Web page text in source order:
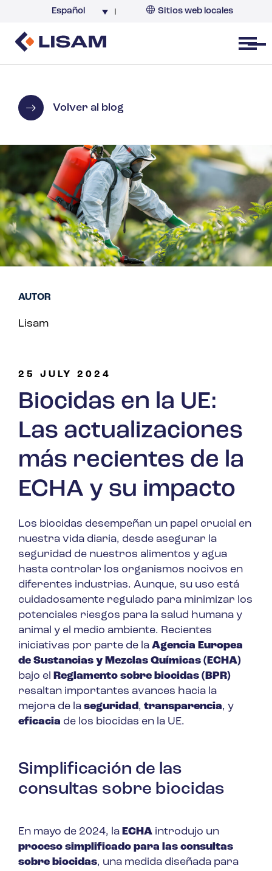
Español Sitios web locales
Open menu
Volver al blog
25 JULY 2024
Biocidas en la UE:
Las actualizaciones
más recientes de la
ECHA y su impacto
Los biocidas desempeñan un papel crucial en
nuestra vida diaria, desde asegurar la
seguridad de nuestros alimentos y agua
hasta controlar los organismos nocivos en
diferentes industrias. Aunque, su uso está
cuidadosamente regulado para minimizar los
potenciales riesgos para la salud humana y
animal y el medio ambiente. Recientes
iniciativas por parte de la Agencia Europea
de Sustancias y Mezclas Químicas (ECHA)
bajo el Reglamento sobre biocidas (BPR)
resaltan importantes avances hacia la
mejora de la seguridad, transparencia, y
eficacia de los biocidas en la UE.
Simplificación de las
consultas sobre biocidas
En mayo de 2024, la ECHA introdujo un
proceso simplificado para las consultas
sobre biocidas, una medida diseñada para
AUTOR
Lisam